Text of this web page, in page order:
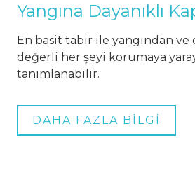
Yangına Dayanıklı
En basit tabir ile yangından
değerli her şeyi korumaya
tanımlanabilir.
DAHA FAZLA BİLGİ